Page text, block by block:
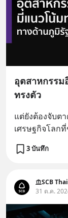
อุตสาหกรรม
ทรงตัว
แต่ยังต้องจับต
เศรษฐกิจโลก
3 บันทึก
SCB
31 ต.ค.